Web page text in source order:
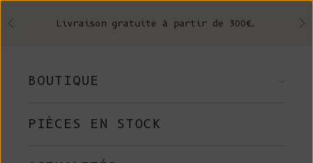
Précédent Livraison gratuite à partir de 300€.
BOUTIQUE
PIÈCES EN STOCK